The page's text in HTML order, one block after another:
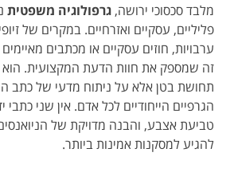
מלבד סכסוכי ירושה, גרפולוגיה משפטית
פליליים, עסקיים ואזרחיים. במקרים של
ערבויות, חוזים עסקיים או מכתבים
זה שמספק את חוות הדעת המקצועית. הוא
תחושת בטן אלא על ניתוח מדעי של כתב
הגרפיים הייחודיים לכל אדם. אין שני
טביעת אצבע, והבנה מדויקת של
להגיע למסקנות אמינות ביותר.